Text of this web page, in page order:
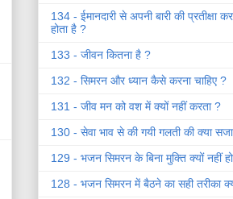
134 - ईमानदारी से अपनी बारी की प्रतीक्षा
होता है ?
133 - जीवन कितना है ?
132 - सिमरन और ध्यान कैसे करना चाहिए ?
131 - जीव मन को वश में क्यों नहीं करता ?
130 - सेवा भाव से की गयी गलती की क्या
129 - भजन सिमरन के बिना मुक्ति क्यों नहीं
128 - भजन सिमरन में बैठने का सही तरीका